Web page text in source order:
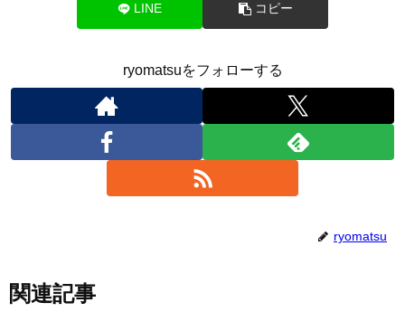
LINE コピー
ryomatsuをフォローする
ryomatsu
関連記事